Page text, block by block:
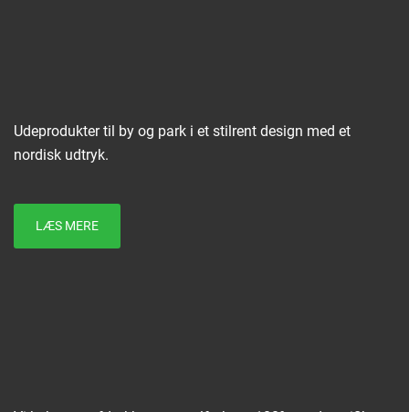
Udeprodukter til by og park i et stilrent design med et
nordisk udtryk.
LÆS MERE